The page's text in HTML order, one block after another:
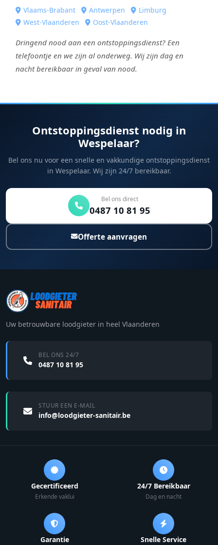
Vlaams-Brabant Antwerpen
Limburg
West-Vlaanderen
Oost-Vlaanderen
Dringend nood aan een ontstoppingsdienst? Een
telefoontje en we zijn al onderweg. Wij zijn dag en
nacht bereikbaar in geval van nood.
Ontstoppingsdienst nodig in
Wespelaar?
Bel ons nu voor een snelle en vakkundige ontstoppingsdienst
in Wespelaar. Wij zijn 24/7 bereikbaar.
Bel ons direct
0487 10 81 95
Offerte aanvragen
Uw betrouwbare loodgieter in heel Vlaanderen
BEL ONS 24/7
0487 10 81 95
STUUR EEN E-MAIL
info@loodgieter-sanitair.be
Gecertificeerd
Erkende vaklui
24/7 Bereikbaar
Dag en nacht
Garantie Snelle Service